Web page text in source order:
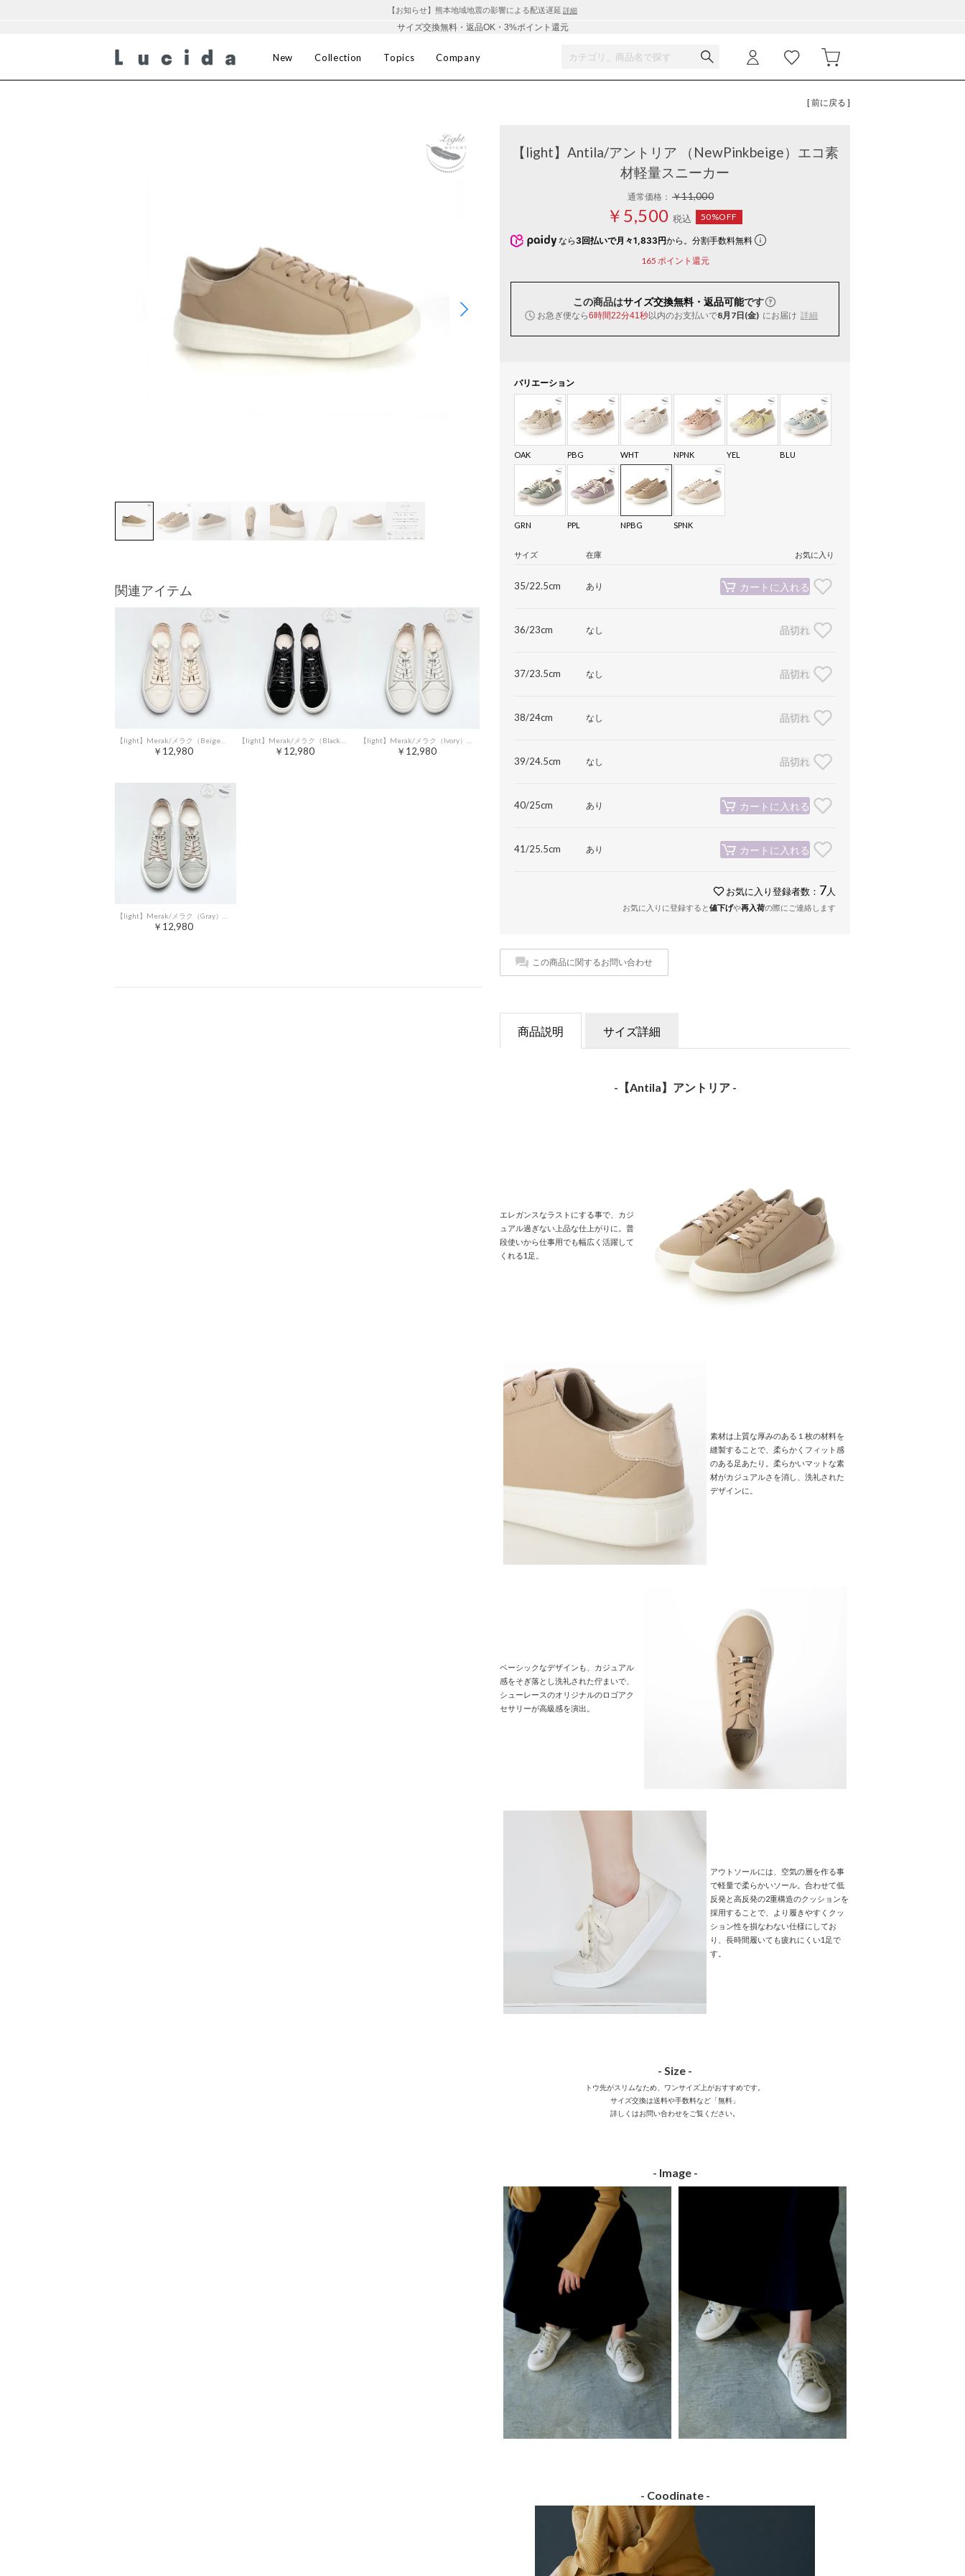
【お知らせ】熊本地域地震の影響による配送遅延 詳細
サイズ交換無料・返品OK・3%ポイント還元
New Collection Topics Company
[ 前に戻る ]
関連アイテム
￥12,980 ￥12,980 ￥12,980
￥12,980
【light】Antila/アントリア （NewPinkbeige）エコ素
材軽量スニーカー
通常価格：￥11,000
￥5,500 税込 50%OFF
なら 3回払いで月々1,833円から。分割手数料無料
165 ポイント還元
この商品はサイズ交換無料・返品可能です
お急ぎ便なら6時間22分40秒以内のお支払いで8月7日(金) にお届け 詳細
バリエーション
OAK PBG WHT NPNK YEL BLU
GRN PPL NPBG SPNK
サイズ 在庫 お気に入り
35/22.5cm あり カートに入れる
36/23cm なし 品切れ
37/23.5cm なし 品切れ
38/24cm なし 品切れ
39/24.5cm なし 品切れ
40/25cm あり カートに入れる
41/25.5cm あり カートに入れる
お気に入り登録者数： 7 人
お気に入りに登録すると値下げや再入荷の際にご連絡します
この商品に関するお問い合わせ
商品説明 サイズ詳細
-【Antila】アントリア -
エレガンスなラストにする事で、カジ
ュアル過ぎない上品な仕上がりに。普
段使いから仕事用でも幅広く活躍して
くれる1足。
素材は上質な厚みのある１枚の材料を
縫製することで、柔らかくフィット感
のある足あたり。柔らかいマットな素
材がカジュアルさを消し、洗礼された
デザインに。
ベーシックなデザインも、カジュアル
感をそぎ落とし洗礼された佇まいで、
シューレースのオリジナルのロゴアク
セサリーが高級感を演出。
アウトソールには、空気の層を作る事
で軽量で柔らかいソール。合わせて低
反発と高反発の2重構造のクッションを
採用することで、より履きやすくクッ
ション性を損なわない仕様にしてお
り、長時間履いても疲れにくい1足で
す。
- Size -
トウ先がスリムなため、ワンサイズ上がおすすめです。
サイズ交換は送料や手数料など「無料」
詳しくはお問い合わせをご覧ください。
- Image -
- Coodinate -